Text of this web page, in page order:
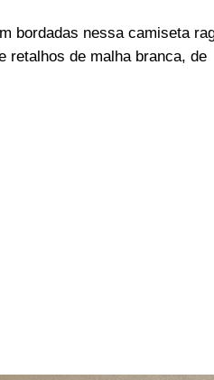
bordadas nessa camiseta
retalhos de malha branca, de